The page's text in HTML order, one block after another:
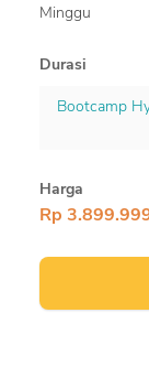
Minggu
Durasi
Bootcamp
Harga
Rp